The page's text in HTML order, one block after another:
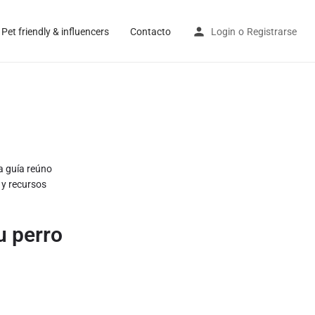
Pet friendly & influencers Contacto Login o Registrarse
guía reúno
recursos
perro